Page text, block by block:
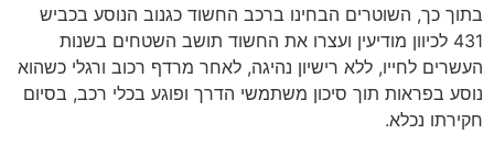
בתוך כך, השוטרים הבחינו ברכב החשוד כגנוב הנוסע בכביש
431 לכיוון מודיעין ועצרו את החשוד תושב השטחים בשנות
העשרים לחייו, ללא רישיון נהיגה, לאחר מרדף רכוב ורגלי כשהוא
נוסע בפראות תוך סיכון משתמשי הדרך ופוגע בכלי רכב, בסיום
חקירתו נכלא.